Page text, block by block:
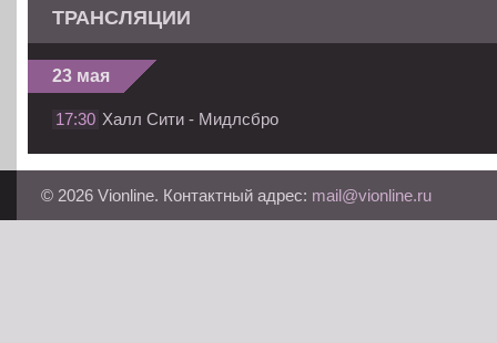
ТРАНСЛЯЦИИ
23 мая
17:30 Халл Сити - Мидлсбро
© 2026 Vionline. Контактный адрес: mail@vionline.ru